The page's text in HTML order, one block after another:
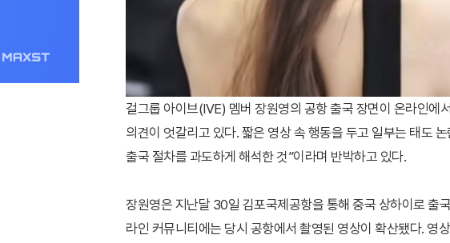
걸그룹 아이브(IVE) 멤버 장원영의 공항 출국 장면이 온라인에
의견이 엇갈리고 있다. 짧은 영상 속 행동을 두고 일부는 태도
출국 절차를 과도하게 해석한 것”이라며 반박하고 있다.
장원영은 지난달 30일 김포국제공항을 통해 중국 상하이로 출
라인 커뮤니티에는 당시 공항에서 촬영된 영상이 확산됐다. 영